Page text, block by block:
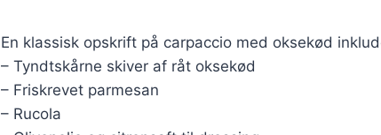
En klassisk opskrift på carpaccio med oksekød
– Tyndtskårne skiver af råt oksekød
– Friskrevet parmesan
– Rucola